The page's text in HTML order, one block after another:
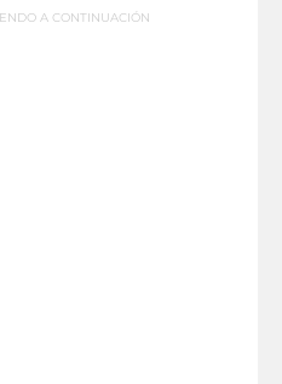
A CONTINUACIÓN